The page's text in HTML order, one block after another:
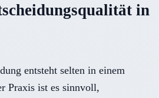
in
entsteht selten in einem
Praxis ist es sinnvoll,